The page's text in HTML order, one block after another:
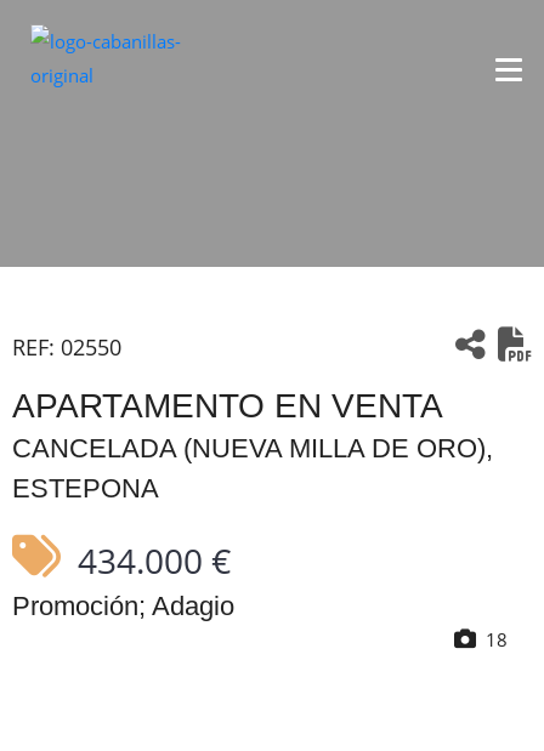
REF: 02550
APARTAMENTO EN VENTA
CANCELADA (NUEVA MILLA DE ORO),
ESTEPONA
434.000 €
Promoción; Adagio
18